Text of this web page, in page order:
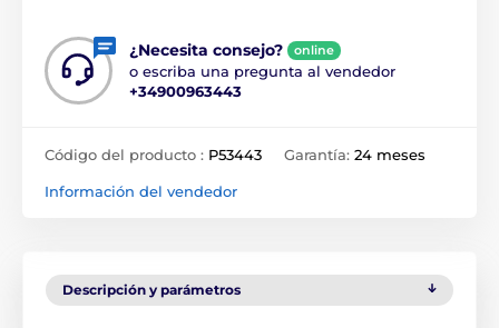
¿Necesita consejo? online
o escriba una pregunta al vendedor
+34900963443
Código del producto : P53443 Garantía: 24 meses
Información del vendedor
Descripción y parámetros